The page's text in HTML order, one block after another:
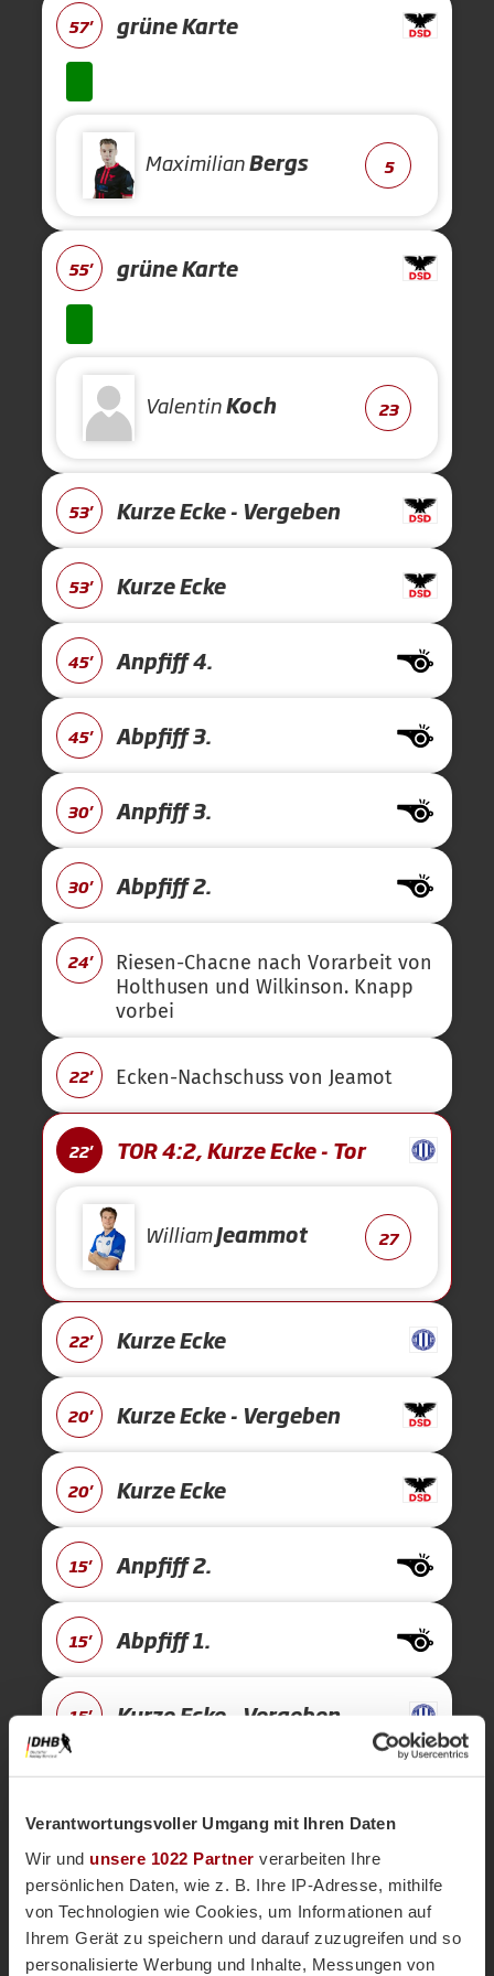
Verantwortungsvoller Umgang mit Ihren Daten
Wir und unsere 1022 Partner verarbeiten Ihre
persönlichen Daten, wie z. B. Ihre IP-Adresse, mithilfe
von Technologien wie Cookies, um Informationen auf
Ihrem Gerät zu speichern und darauf zuzugreifen und so
personalisierte Werbung und Inhalte, Messungen von
57' grüne Karte
MaximilianBergs 5
55' grüne Karte
ValentinKoch 23
53' Kurze Ecke - Vergeben
53' Kurze Ecke
45' Anpfiff 4.
45' Abpfiff 3.
30' Anpfiff 3.
30' Abpfiff 2.
24'
Riesen-Chacne nach Vorarbeit von
Holthusen und Wilkinson. Knapp
vorbei
22' Ecken-Nachschuss von Jeamot
22' TOR 4:2, Kurze Ecke - Tor
WilliamJeammot 27
22' Kurze Ecke
20' Kurze Ecke - Vergeben
20' Kurze Ecke
15' Anpfiff 2.
15' Abpfiff 1.
15' Kurze Ecke - Vergeben
15' Kurze Ecke - Vergeben
15' Kurze Ecke